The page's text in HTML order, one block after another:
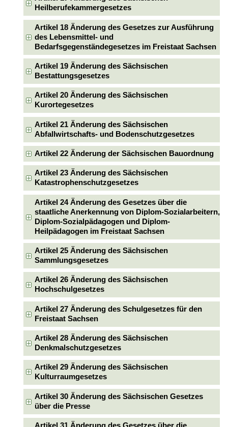
Heilberufekammergesetzes
Artikel 18 Änderung des Gesetzes zur Ausführung
des Lebensmittel- und
Bedarfsgegenständegesetzes im Freistaat Sachsen
Artikel 19 Änderung des Sächsischen
Bestattungsgesetzes
Artikel 20 Änderung des Sächsischen
Kurortegesetzes
Artikel 21 Änderung des Sächsischen
Abfallwirtschafts- und Bodenschutzgesetzes
Artikel 22 Änderung der Sächsischen Bauordnung
Artikel 23 Änderung des Sächsischen
Katastrophenschutzgesetzes
Artikel 24 Änderung des Gesetzes über die
staatliche Anerkennung von Diplom-Sozialarbeitern,
Diplom-Sozialpädagogen und Diplom-
Heilpädagogen im Freistaat Sachsen
Artikel 25 Änderung des Sächsischen
Sammlungsgesetzes
Artikel 26 Änderung des Sächsischen
Hochschulgesetzes
Artikel 27 Änderung des Schulgesetzes für den
Freistaat Sachsen
Artikel 28 Änderung des Sächsischen
Denkmalschutzgesetzes
Artikel 29 Änderung des Sächsischen
Kulturraumgesetzes
Artikel 30 Änderung des Sächsischen Gesetzes
über die Presse